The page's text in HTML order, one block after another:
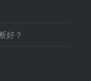
好？